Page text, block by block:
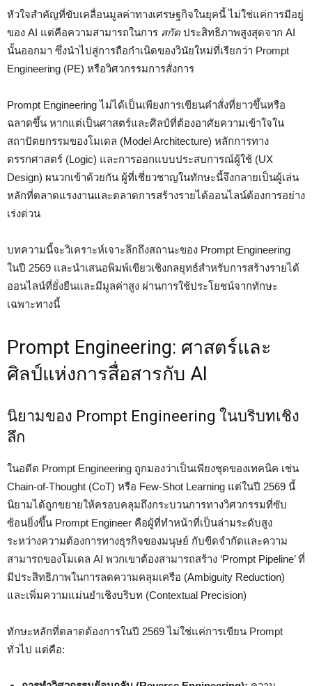
หัวใจสำคัญที่ขับเคลื่อนมูลค่าทางเศรษฐกิจในยุคนี้ ไม่ใช่แค่การมีอยู่
ของ AI แต่คือความสามารถในการ สกัด ประสิทธิภาพสูงสุดจาก AI
นั้นออกมา ซึ่งนำไปสู่การถือกำเนิดของวินัยใหม่ที่เรียกว่า Prompt
Engineering (PE) หรือวิศวกรรมการสั่งการ
Prompt Engineering ไม่ได้เป็นเพียงการเขียนคำสั่งที่ยาวขึ้นหรือ
ฉลาดขึ้น หากแต่เป็นศาสตร์และศิลป์ที่ต้องอาศัยความเข้าใจใน
สถาปัตยกรรมของโมเดล (Model Architecture) หลักการทาง
ตรรกศาสตร์ (Logic) และการออกแบบประสบการณ์ผู้ใช้ (UX
Design) ผนวกเข้าด้วยกัน ผู้ที่เชี่ยวชาญในทักษะนี้จึงกลายเป็นผู้เล่น
หลักที่ตลาดแรงงานและตลาดการสร้างรายได้ออนไลน์ต้องการอย่าง
เร่งด่วน
บทความนี้จะวิเคราะห์เจาะลึกถึงสถานะของ Prompt Engineering
ในปี 2569 และนำเสนอพิมพ์เขียวเชิงกลยุทธ์สำหรับการสร้างรายได้
ออนไลน์ที่ยั่งยืนและมีมูลค่าสูง ผ่านการใช้ประโยชน์จากทักษะ
เฉพาะทางนี้
Prompt Engineering: ศาสตร์และ
ศิลป์แห่งการสื่อสารกับ AI
นิยามของ Prompt Engineering ในบริบทเชิง
ลึก
ในอดีต Prompt Engineering ถูกมองว่าเป็นเพียงชุดของเทคนิค เช่น
Chain-of-Thought (CoT) หรือ Few-Shot Learning แต่ในปี 2569 นี้
นิยามได้ถูกขยายให้ครอบคลุมถึงกระบวนการทางวิศวกรรมที่ซับ
ซ้อนยิ่งขึ้น Prompt Engineer คือผู้ที่ทำหน้าที่เป็นล่ามระดับสูง
ระหว่างความต้องการทางธุรกิจของมนุษย์ กับขีดจำกัดและความ
สามารถของโมเดล AI พวกเขาต้องสามารถสร้าง ‘Prompt Pipeline’ ที่
มีประสิทธิภาพในการลดความคลุมเครือ (Ambiguity Reduction)
และเพิ่มความแม่นยำเชิงบริบท (Contextual Precision)
ทักษะหลักที่ตลาดต้องการในปี 2569 ไม่ใช่แค่การเขียน Prompt
ทั่วไป แต่คือ: